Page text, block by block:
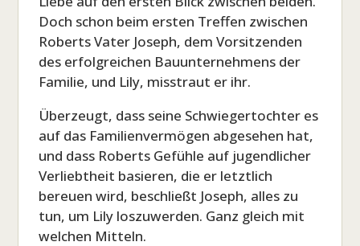
Doch schon beim ersten Treffen zwischen
Roberts Vater Joseph, dem Vorsitzenden
des erfolgreichen Bauunternehmens der
Familie, und Lily, misstraut er ihr.
Überzeugt, dass seine Schwiegertochter es
auf das Familienvermögen abgesehen hat,
und dass Roberts Gefühle auf jugendlicher
Verliebtheit basieren, die er letztlich
bereuen wird, beschließt Joseph, alles zu
tun, um Lily loszuwerden. Ganz gleich mit
welchen Mitteln.